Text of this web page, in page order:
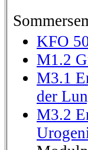
KFO
M1.2
M3.1
der
M3.2